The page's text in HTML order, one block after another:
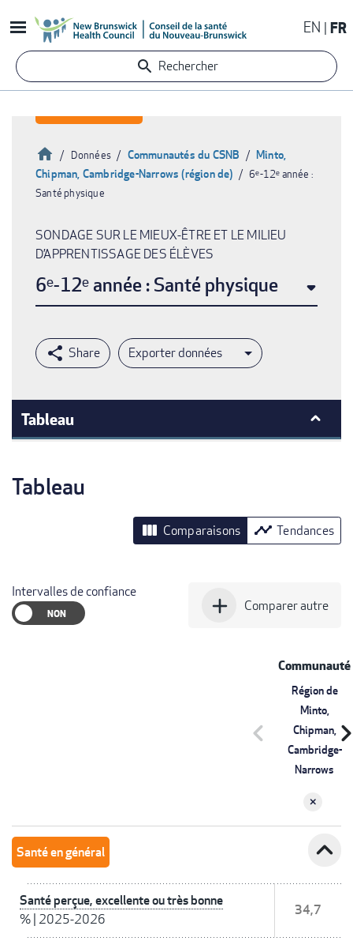
au
contenu
principal
EN FR
Rechercher
Fil
Accueil
Données Communautés du CSNB
Minto,
Chipman, Cambridge-Narrows (région de)
6ᵉ-12ᵉ année :
Santé physique
SONDAGE SUR LE MIEUX-ÊTRE ET LE MILIEU
D’APPRENTISSAGE DES ÉLÈVES
6ᵉ-12ᵉ année : Santé physique
Exporter données
Tableau
Tableau
view_column Comparaisons timeline Tendances
Intervalles de confiance
add Comparer autre
Communauté
Région de
Minto,
Chipman,
Cambridge-
Narrows
chevron_left
Santé en général expand_less
Santé perçue, excellente ou très bonne
% 2025-2026
34,7